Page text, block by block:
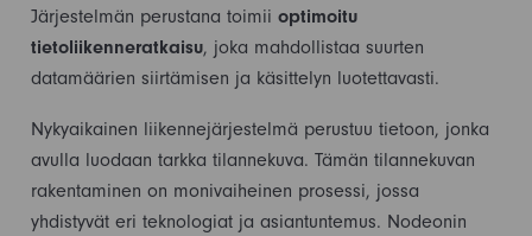
Järjestelmän perustana toimii optimoitu
tietoliikenneratkaisu, joka mahdollistaa suurten
datamäärien siirtämisen ja käsittelyn luotettavasti.
Nykyaikainen liikennejärjestelmä perustuu tietoon, jonka
avulla luodaan tarkka tilannekuva. Tämän tilannekuvan
rakentaminen on monivaiheinen prosessi, jossa
yhdistyvät eri teknologiat ja asiantuntemus. Nodeonin